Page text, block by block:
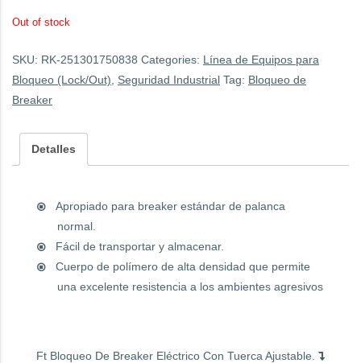
Out of stock
SKU: RK-251301750838 Categories: Línea de Equipos para
Bloqueo (Lock/Out)
Seguridad Industrial Tag: Bloqueo de
Breaker
Detalles
Apropiado para breaker estándar de palanca
normal.
Fácil de transportar y almacenar.
Cuerpo de polímero de alta densidad que permite
una excelente resistencia a los ambientes agresivos
Ft Bloqueo De Breaker Eléctrico Con Tuerca Ajustable.